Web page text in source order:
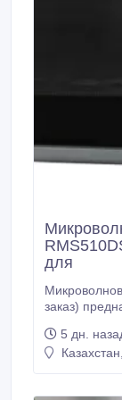
одной
Формат
для
заказ)
питания.
требует
5 дн.